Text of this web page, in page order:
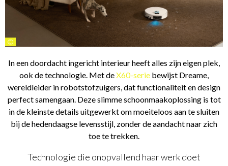
©
In een doordacht ingericht interieur heeft alles zijn eigen plek,
ook de technologie. Met deX60-serie bewijst Dreame,
wereldleider in robotstofzuigers, dat functionaliteit en design
perfect samengaan. Deze slimme schoonmaakoplossing is tot
in de kleinste details uitgewerkt om moeiteloos aan te sluiten
bij de hedendaagse levensstijl, zonder de aandacht naar zich
toe te trekken.
Technologie die onopvallend haar werk doet